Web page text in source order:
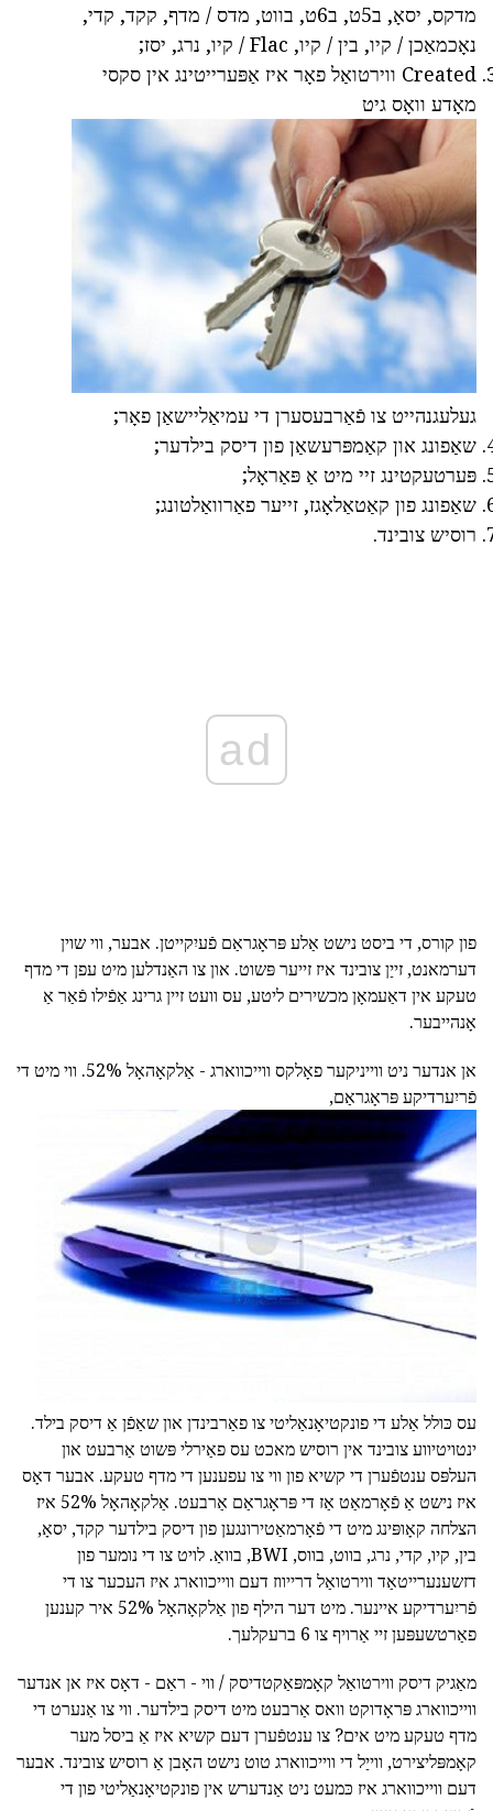
מדקס, יסאָ, ב5ט, ב6ט, בווט, מדס / מדף, קקד, קדי,
נאָכמאַכן / קיו, בין / קיו, Flac / קיו, נרג, יסז;
Created ווירטואַל פאָר איז אַפּערייטינג אין סקסי
מאָדע וואָס גיט
געלעגנהייט צו פֿאַרבעסערן די עמיאַליישאַן פאָר;
שאַפונג און קאַמפּרעשאַן פון דיסק בילדער;
פּערטעקטינג זיי מיט אַ פּאַראָל;
שאַפונג פון קאַטאַלאָגז, זייער פאַרוואַלטונג;
רוסיש צובינד.
ad
פון קורס, די ביסט נישט אַלע פּראָגראַם פֿעיִקייטן. אבער, ווי שוין
דערמאנט, זייַן צובינד איז זייער פּשוט. און צו האַנדלען מיט עפן די מדף
טעקע אין דאַעמאָן מכשירים ליטע, עס וועט זיין גרינג אַפֿילו פֿאַר אַ
אָנהייבער.
אן אנדער ניט ווייניקער פאָלקס ווייכווארג - אַלקאָהאָל 52%. ווי מיט די
פֿריִערדיקע פּראָגראַם,
עס כּולל אַלע די פונקטיאָנאַליטי צו פאַרבינדן און שאַפֿן אַ דיסק בילד.
ינטויטיווע צובינד אין רוסיש מאכט עס פאַירלי פּשוט אַרבעט און
העלפּס ענטפֿערן די קשיא פון ווי צו עפענען די מדף טעקע. אבער דאָס
איז נישט אַ פֿאָרמאַט אַז די פּראָגראַם אַרבעט. אַלקאָהאָל 52% איז
הצלחה קאָופּינג מיט די פֿאָרמאַטירונגען פון דיסק בילדער קקד, יסאָ,
בין, קיו, קדי, נרג, בווט, בווס, BWI, בוואַ. לויט צו די נומער פון
דזשענערייטאַד ווירטואַל דרייווז דעם ווייכווארג איז העכער צו די
פֿריִערדיקע איינער. מיט דער הילף פון אַלקאָהאָל 52% איר קענען
פאַרטשעפּען זיי אַרויף צו 6 ברעקלעך.
מאַגיק דיסק ווירטואַל קאָמפּאַקטדיסק / ווי - ראַם - דאָס איז אן אנדער
ווייכווארג פּראָדוקט וואס אַרבעט מיט דיסק בילדער. ווי צו אַנערט די
מדף טעקע מיט אים? צו ענטפֿערן דעם קשיא איז אַ ביסל מער
קאָמפּליצירט, ווייַל די ווייכווארג טוט נישט האָבן אַ רוסיש צובינד. אבער
דעם ווייכווארג איז כּמעט ניט אַנדערש אין פונקטיאָנאַליטי פון די